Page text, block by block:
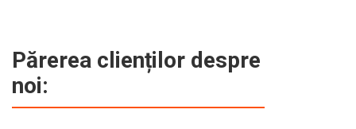
Părerea clienților despre
noi: